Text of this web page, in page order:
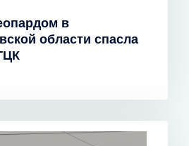
в
области спасла